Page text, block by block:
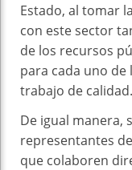
Estado, al tomar
con este sector
de los recursos
para cada uno
trabajo de calidad.
De igual manera,
representantes
que colaboren